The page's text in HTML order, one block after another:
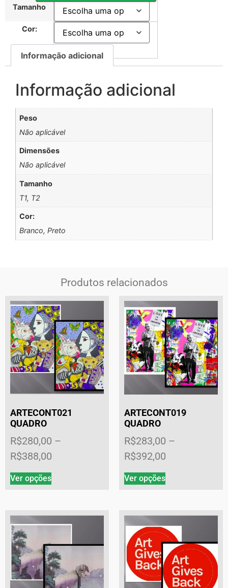
Tamanho
Cor:
Informação adicional
Informação adicional
Peso
Não aplicável
Dimensões
Não aplicável
Tamanho
T1, T2
Cor:
Branco, Preto
Produtos relacionados
ARTECONT021
QUADRO
R$280,00 –
R$388,00
Ver opções
ARTECONT019
QUADRO
R$283,00 –
R$392,00
Ver opções